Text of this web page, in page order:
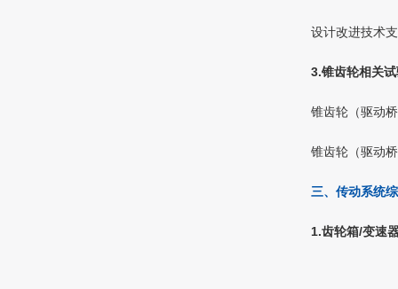
设计改进技术
3.锥齿轮相关
锥齿轮（驱动
锥齿轮（驱动
三、传动系统
1.齿轮箱/变速